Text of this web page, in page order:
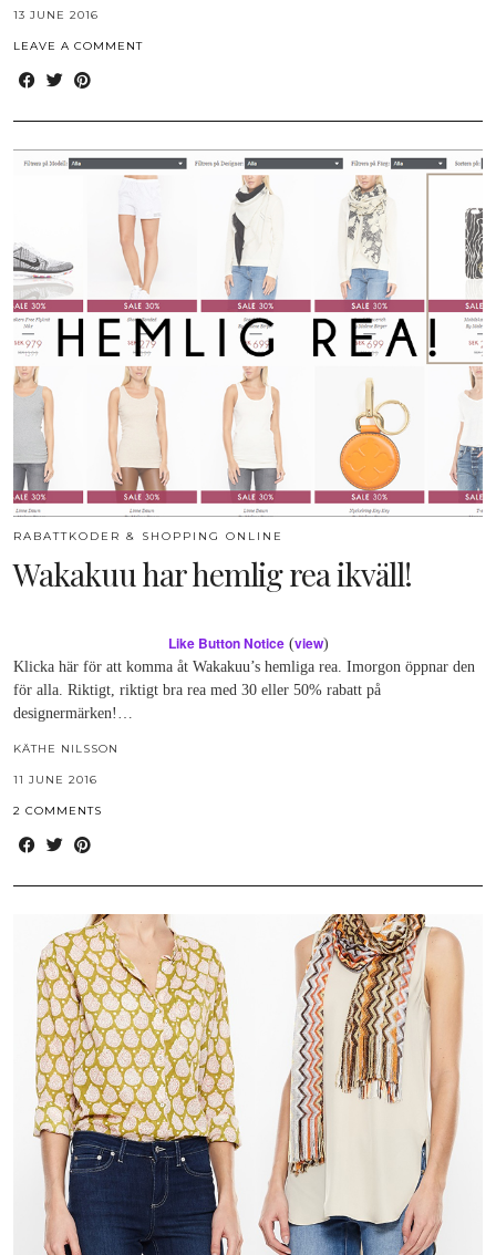
13 JUNE 2016
LEAVE A COMMENT
RABATTKODER & SHOPPING ONLINE
Wakakuu har hemlig rea ikväll!
Like Button Notice(view)
Klicka här för att komma åt Wakakuu’s hemliga rea. Imorgon öppnar den
för alla. Riktigt, riktigt bra rea med 30 eller 50% rabatt på
designermärken!…
KÄTHE NILSSON
11 JUNE 2016
2 COMMENTS